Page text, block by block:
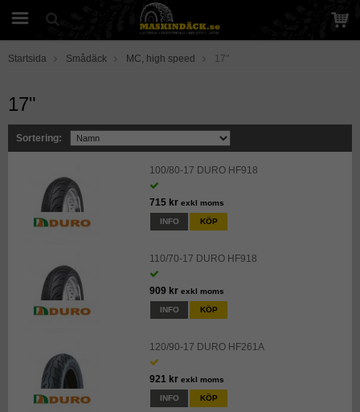
Startsida Smådäck MC, high speed 17"
17"
Sortering:
100/80-17 DURO HF918
715 kr exkl moms
INFO KÖP
110/70-17 DURO HF918
909 kr exkl moms
INFO KÖP
120/90-17 DURO HF261A
921 kr exkl moms
INFO KÖP